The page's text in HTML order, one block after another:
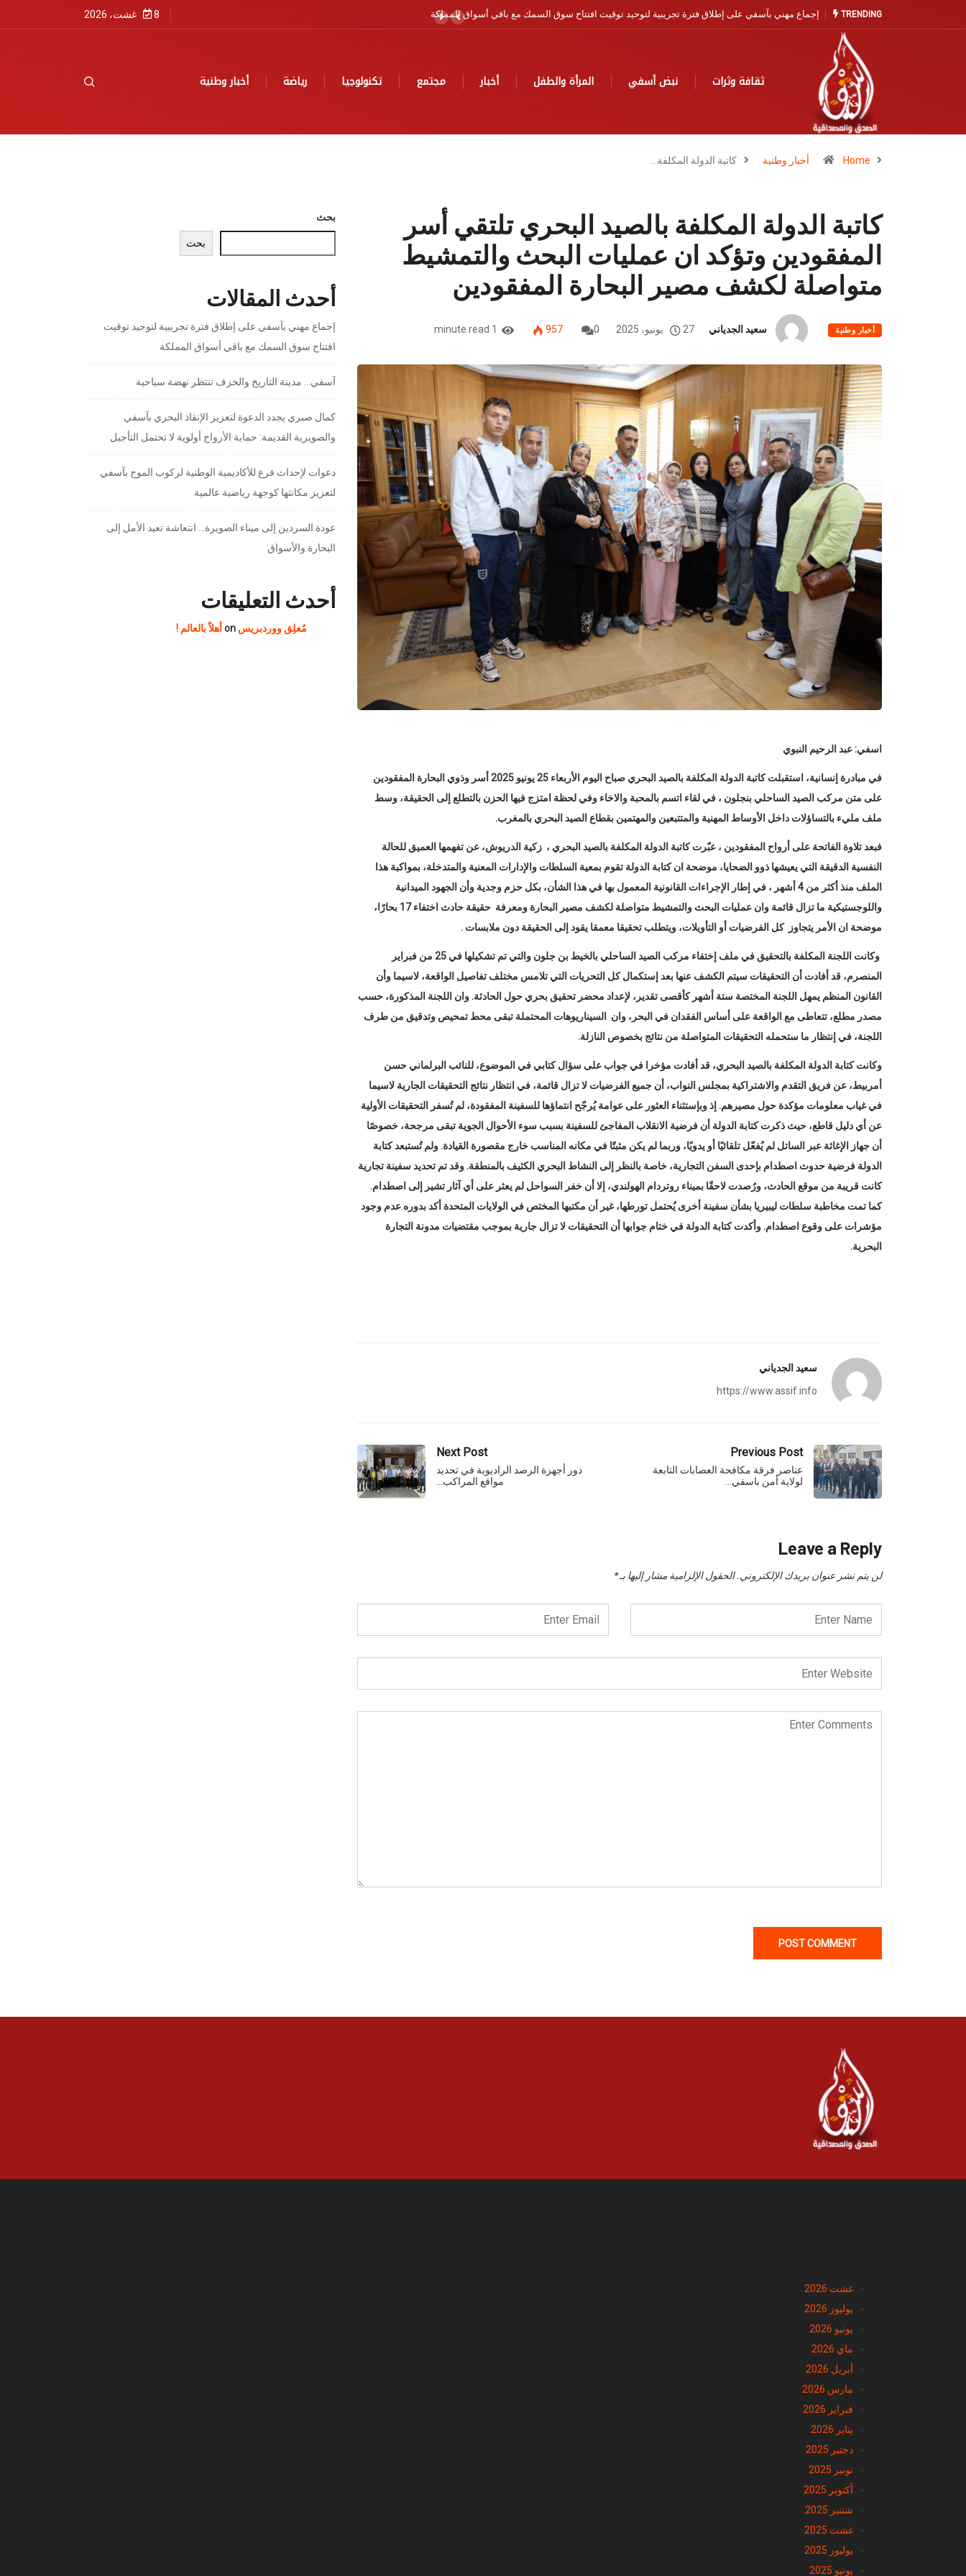
TRENDING آسفي… مدينة التاريخ والخزف تنتظر نهضة سياحية 8 غشت، 2026
ثقافة وثرات نبض أسفي المرأة والطفل أخبار مجتمع تكنولوجيا رياضة أخبار وطنية
Home أخبار وطنية كاتبة الدولة المكلفة…
كاتبة الدولة المكلفة بالصيد البحري تلتقي أسر
المفقودين وتؤكد ان عمليات ‏البحث والتمشيط
متواصلة لكشف مصير البحارة المفقودين
أخبار وطنية سعيد الجدياني 27 يونيو، 2025 0
957
1 minute read
اسفي: عبد الرحيم النبوي
في مبادرة إنسانية، استقبلت كاتبة الدولة المكلفة بالصيد البحري صباح اليوم الأربعاء 25 يونيو 2025 أسر وذوي البحارة المفقودين
على متن مركب الصيد الساحلي بنجلون ، في لقاء اتسم بالمحبة والاخاء وفي لحظة امتزج فيها الحزن بالتطلع إلى الحقيقة، وسط
ملف مليء بالتساؤلات داخل الأوساط المهنية والمتتبعين والمهتمين بقطاع الصيد البحري بالمغرب.
فبعد تلاوة الفاتحة على أرواح المفقودين ، عبّرت كاتبة الدولة المكلفة بالصيد البحري ، زكية الدريوش، عن تفهمها العميق للحالة
النفسية الدقيقة التي يعيشها ذوو الضحايا، موضحة ان كتابة الدولة تقوم بمعية ‏السلطات والإدارات المعنية والمتدخلة، بمواكبة هذا
الملف منذ أكثر من 4 أشهر ، في إطار ‏الإجراءات القانونية المعمول بها في هذا الشأن،‎ ‎بكل حزم وجدية وأن الجهود الميدانية
واللوجستيكية ما تزال قائمة وان عمليات ‏البحث والتمشيط متواصلة لكشف مصير البحارة ومعرفة حقيقة حادث اختفاء 17 بحارًا،
موضحة ان الأمر يتجاوز كل الفرضيات أو التأويلات، ويتطلب تحقيقا معمقا يقود إلى الحقيقة دون ملابسات .
وكانت اللجنة المكلفة بالتحقيق في ملف إختفاء مركب الصيد الساحلي بالخيط بن جلون والتي تم تشكيلها في 25 من فبراير
المنصرم، قد أفادت أن التحقيقات سيتم الكشف عنها بعد إستكمال كل التحريات التي تلامس مختلف تفاصيل الواقعة، لاسيما وأن
القانون المنظم يمهل اللجنة المختصة ستة أشهر كأقصى تقدير، لإعداد محضر تحقيق بحري حول الحادثة. وان اللجنة المذكورة، حسب
مصدر مطلع، تتعاطى مع الواقعة على أساس الفقدان في البحر، وان السيناريوهات المحتملة تبقى محط تمحيص وتدقيق من طرف
اللجنة، في إنتظار ما ستحمله التحقيقات المتواصلة من نتائج بخصوص النازلة.
وكانت كتابة الدولة المكلفة بالصيد البحري، قد أفادت مؤخرا في جواب على سؤال كتابي في الموضوع، للنائب البرلماني حسن
أمربيط، عن فريق التقدم والاشتراكية بمجلس النواب، أن جميع الفرضيات لا تزال قائمة، في انتظار نتائج التحقيقات الجارية لاسيما
في غياب معلومات مؤكدة حول مصيرهم. إذ وبإستثناء العثور على عوامة يُرجّح انتماؤها للسفينة المفقودة، لم تُسفر التحقيقات الأولية
عن أي دليل قاطع، حيث ذكرت كتابة الدولة أن فرضية الانقلاب المفاجئ للسفينة بسبب سوء الأحوال الجوية تبقى مرجحة، خصوصًا
أن جهاز الإغاثة عبر الساتل لم يُفعّل تلقائيًا أو يدويًا، وربما لم يكن مثبتًا في مكانه المناسب خارج مقصورة القيادة. ولم تُستبعد كتابة
الدولة فرضية حدوث اصطدام بإحدى السفن التجارية، خاصة بالنظر إلى النشاط البحري الكثيف بالمنطقة. وقد تم تحديد سفينة تجارية
كانت قريبة من موقع الحادث، ورُصدت لاحقًا بميناء روتردام الهولندي، إلا أن خفر السواحل لم يعثر على أي آثار تشير إلى اصطدام.
كما تمت مخاطبة سلطات ليبيريا بشأن سفينة أخرى يُحتمل تورطها، غير أن مكتبها المختص في الولايات المتحدة أكد بدوره عدم وجود
مؤشرات على وقوع اصطدام. وأكدت كتابة الدولة في ختام جوابها أن التحقيقات لا تزال جارية بموجب مقتضيات مدونة التجارة
البحرية.
سعيد الجدياني
https://www.assif.info
Previous Post
عناصر فرقة مكافحة العصابات التابعة
لولاية أمن باسفي…
Next Post
دور أجهزة الرصد الراديوية في تحديد
مواقع المراكب…
Leave a Reply
لن يتم نشر عنوان بريدك الإلكتروني. الحقول الإلزامية مشار إليها بـ*
بحث
بحث
أحدث المقالات
إجماع مهني بآسفي على إطلاق فترة تجريبية لتوحيد توقيت
افتتاح سوق السمك مع باقي أسواق المملكة
آسفي… مدينة التاريخ والخزف تنتظر نهضة سياحية
كمال صبري يجدد الدعوة لتعزيز الإنقاذ البحري بآسفي
والصويرية القديمة: حماية الأرواح أولوية لا تحتمل التأجيل
دعوات لإحداث فرع للأكاديمية الوطنية لركوب الموج بآسفي
لتعزيز مكانتها كوجهة رياضية عالمية
عودة السردين إلى ميناء الصويرة… انتعاشة تعيد الأمل إلى
البحارة والأسواق
أحدث التعليقات
مُعلِق ووردبريس أهلاً بالعالم !
غشت 2026
يوليوز 2026
يونيو 2026
ماي 2026
أبريل 2026
مارس 2026
فبراير 2026
يناير 2026
دجنبر 2025
نونبر 2025
أكتوبر 2025
شتنبر 2025
غشت 2025
يوليوز 2025
يونيو 2025